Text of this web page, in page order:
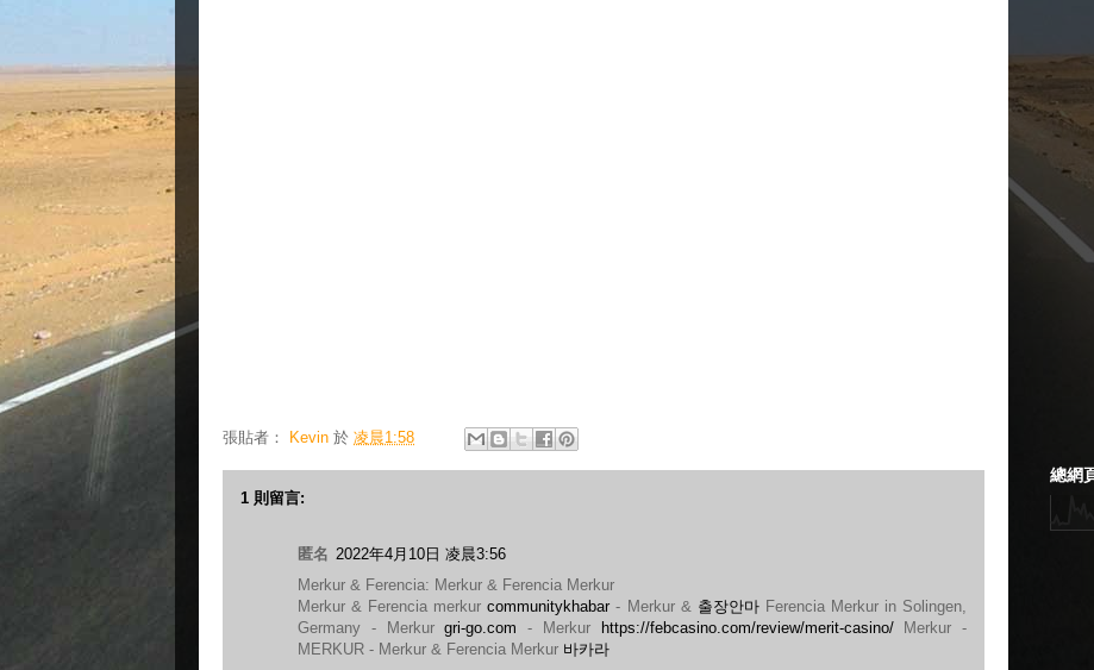
張貼者： Kevin 於 凌晨1:58
1 則留言:
匿名 2022年4月10日 凌晨3:56
Merkur & Ferencia: Merkur & Ferencia Merkur
Merkur & Ferencia merkurcommunitykhabar - Merkur & 출장안마Ferencia Merkur in Solingen,
Germany - Merkurgri-go.com - Merkur https://febcasino.com/review/merit-casino/Merkur -
MERKUR - Merkur & Ferencia Merkur 바카라
總網